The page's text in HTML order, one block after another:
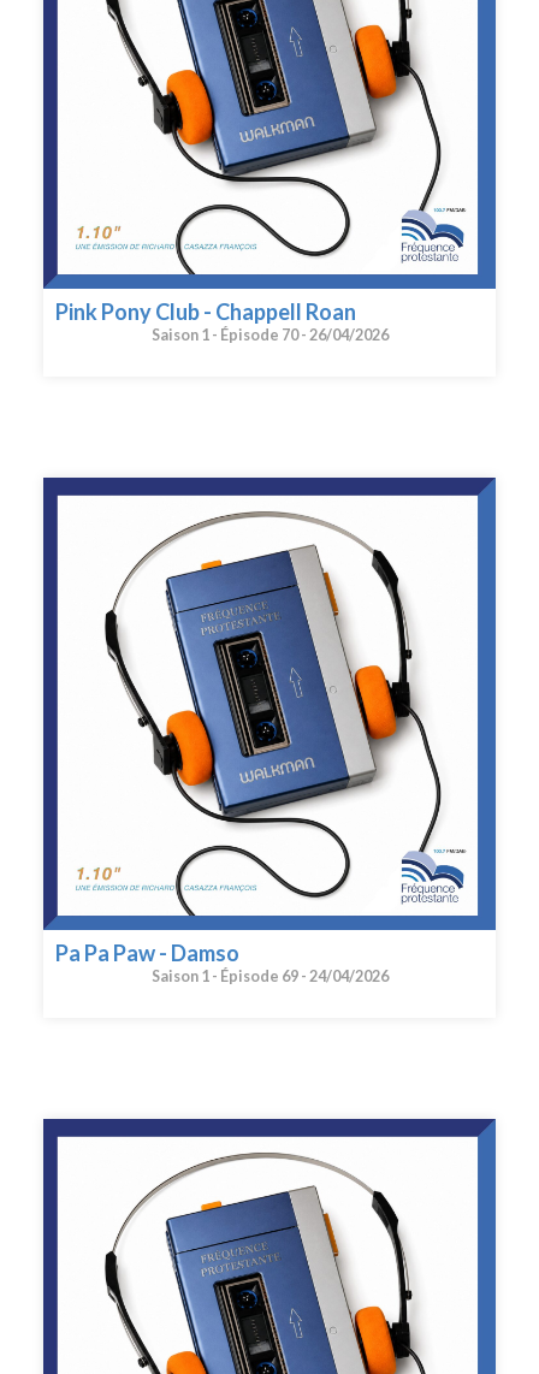
Pink Pony Club - Chappell Roan
Saison 1 - Épisode 70 - 26/04/2026
Pa Pa Paw - Damso
Saison 1 - Épisode 69 - 24/04/2026